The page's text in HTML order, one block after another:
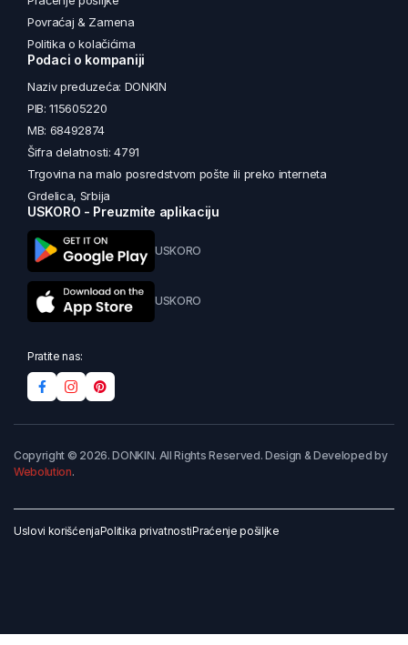
Povraćaj & Zamena
Politika o kolačićima
Podaci o kompaniji
Naziv preduzeća: DONKIN
PIB: 115605220
MB: 68492874
Šifra delatnosti: 4791
Trgovina na malo posredstvom pošte ili preko interneta
Grdelica, Srbija
USKORO - Preuzmite aplikaciju
USKORO
USKORO
Pratite nas:
Copyright © 2026. DONKIN. All Rights Reserved. Design & Developed by
Webolution.
Uslovi korišćenjaPolitika privatnostiPraćenje pošiljke